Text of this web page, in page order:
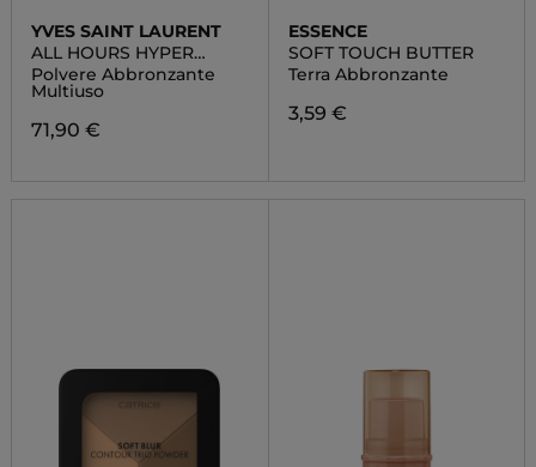
YVES SAINT LAURENT
ALL HOURS HYPER
BRONZE
Polvere Abbronzante
Multiuso
71,90 €
ESSENCE
SOFT TOUCH BUTTER
Terra Abbronzante
3,59 €